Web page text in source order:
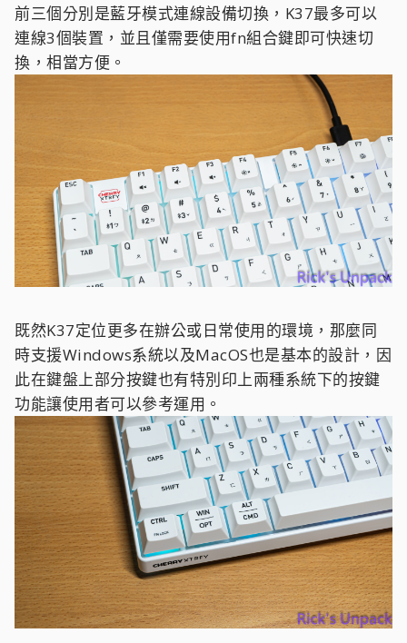
前三個分別是藍牙模式連線設備切換，K37最多可以
連線3個裝置，並且僅需要使用fn組合鍵即可快速切
換，相當方便。
既然K37定位更多在辦公或日常使用的環境，那麼同
時支援Windows系統以及MacOS也是基本的設計，因
此在鍵盤上部分按鍵也有特別印上兩種系統下的按鍵
功能讓使用者可以參考運用。